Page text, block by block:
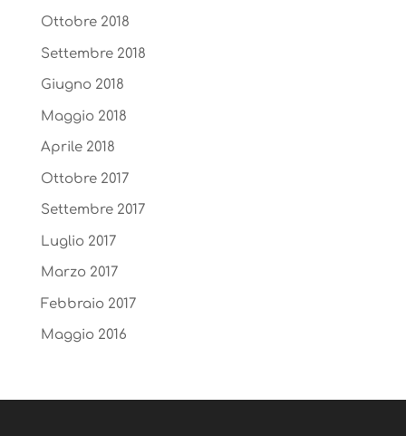
Ottobre 2018
Settembre 2018
Giugno 2018
Maggio 2018
Aprile 2018
Ottobre 2017
Settembre 2017
Luglio 2017
Marzo 2017
Febbraio 2017
Maggio 2016